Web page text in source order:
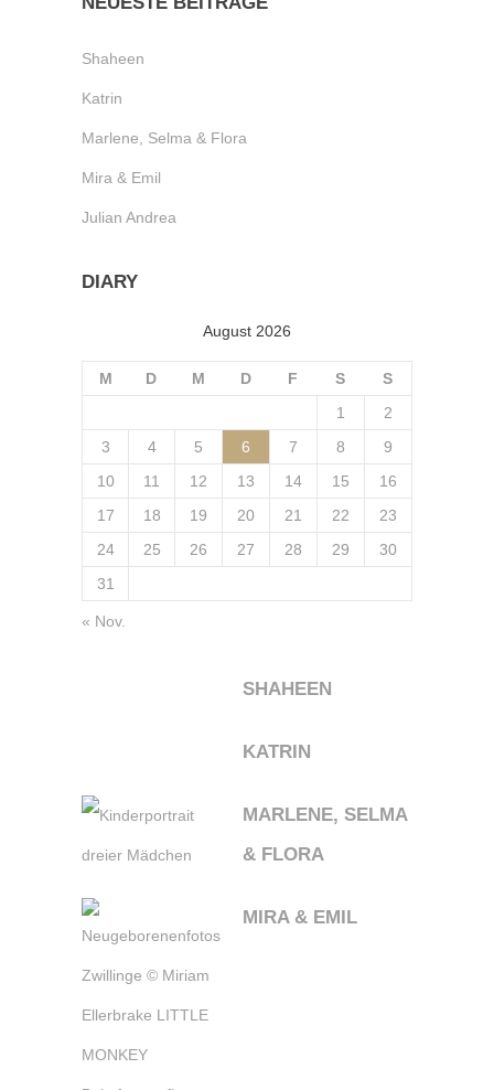
Shaheen
Katrin
Marlene, Selma & Flora
Mira & Emil
Julian Andrea
DIARY
August 2026
M D M D F S
S
1
2
3
4 5 6 7 8
9
10
11 12 13 14 15
16
17
18 19 20 21 22
23
24
25 26 27 28 29
30
31
« Nov.
SHAHEEN
KATRIN
MARLENE, SELMA
& FLORA
MIRA & EMIL